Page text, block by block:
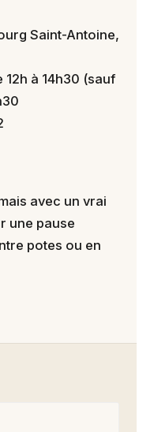
Saint-Antoine,
à 14h30 (sauf
avec un vrai
une pause
potes ou en